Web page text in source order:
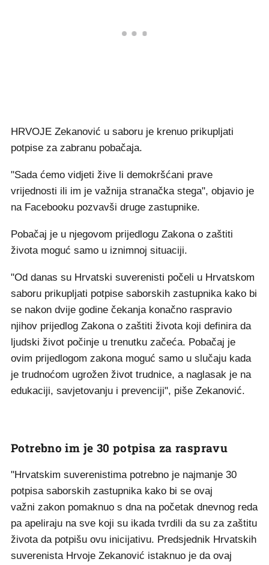
HRVOJE Zekanović u saboru je krenuo prikupljati
potpise za zabranu pobačaja.
"Sada ćemo vidjeti žive li demokršćani prave
vrijednosti ili im je važnija stranačka stega", objavio je
na Facebooku pozvavši druge zastupnike.
Pobačaj je u njegovom prijedlogu Zakona o zaštiti
života moguć samo u iznimnoj situaciji.
"Od danas su Hrvatski suverenisti počeli u Hrvatskom
saboru prikupljati potpise saborskih zastupnika kako bi
se nakon dvije godine čekanja konačno raspravio
njihov prijedlog Zakona o zaštiti života koji definira da
ljudski život počinje u trenutku začeća. Pobačaj je
ovim prijedlogom zakona moguć samo u slučaju kada
je trudnoćom ugrožen život trudnice, a naglasak je na
edukaciji, savjetovanju i prevenciji", piše Zekanović.
Potrebno im je 30 potpisa za raspravu
"Hrvatskim suverenistima potrebno je najmanje 30
potpisa saborskih zastupnika kako bi se ovaj
važni zakon pomaknuo s dna na početak dnevnog reda
pa apeliraju na sve koji su ikada tvrdili da su za zaštitu
života da potpišu ovu inicijativu. Predsjednik Hrvatskih
suverenista Hrvoje Zekanović istaknuo je da ovaj